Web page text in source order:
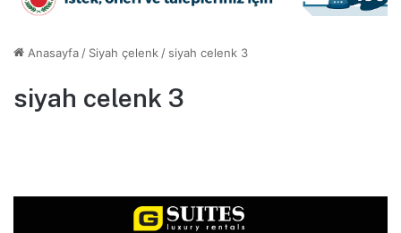
Anasayfa / Siyah çelenk / siyah celenk 3
siyah celenk 3